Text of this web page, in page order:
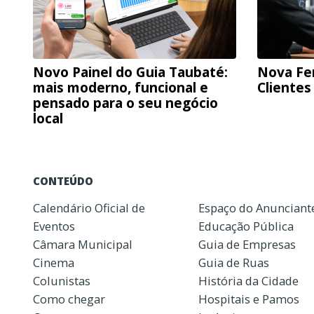
Novo Painel do Guia Taubaté:
mais moderno, funcional e
pensado para o seu negócio
local
Nova
Clientes
CONTEÚDO
Calendário Oficial de
Eventos
Câmara Municipal
Cinema
Colunistas
Como chegar
Espaço do
Educação Pública
Guia de Empresas
Guia de Ruas
História da Cidade
Hospitais e Pamos